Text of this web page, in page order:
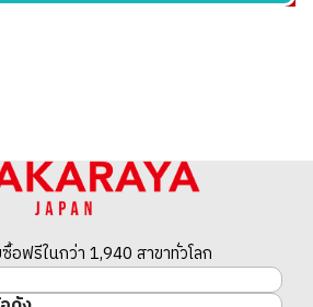
อฟรีในกว่า 1,940 สาขาทั่วโลก